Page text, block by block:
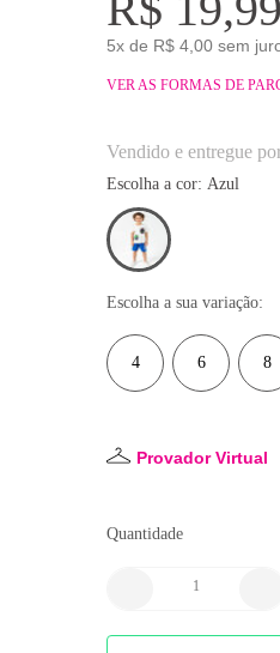
5x de R$ 4,00 sem
VER AS FORMAS DE
Vendido e entregue
Escolha a cor: azul
Escolha a sua variação:
4 6 8
Provador Virtual
Quantidade